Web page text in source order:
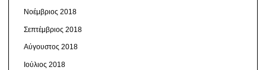
Νοέμβριος 2018
Σεπτέμβριος 2018
Αύγουστος 2018
Ιούλιος 2018